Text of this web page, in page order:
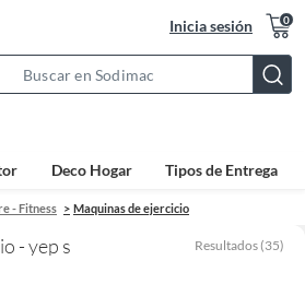
Inicia sesión 0
Bar
Deco Hogar Tipos de Entrega
- Fitness Maquinas de ejercicio
- yep s Resultados (35)